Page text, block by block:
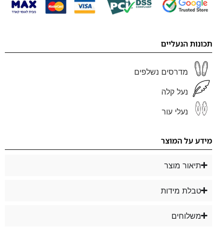
תכונות הנעליים
מדרסים נשלפים
נעל קלה
נעלי עור
מידע על המוצר
תיאור מוצר
טבלת מידות
משלוחים